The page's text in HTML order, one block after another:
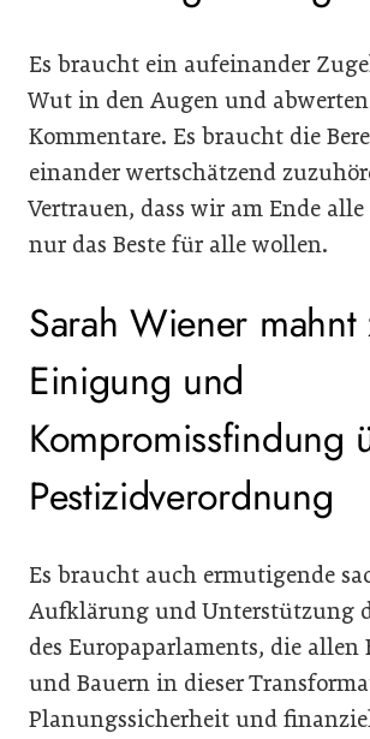
Es braucht ein aufeinander
Wut in den Augen und
Kommentare. Es braucht die
einander wertschätzend
Vertrauen, dass wir am Ende
nur das Beste für alle wollen.
Sarah Wiener mahnt
Einigung und
Kompromissfindung
Pestizidverordnung
Es braucht auch ermutigende
Aufklärung und Unterstützung
des Europaparlaments, die allen
und Bauern in dieser
Planungssicherheit und